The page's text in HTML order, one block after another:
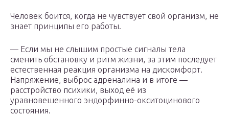
Человек боится, когда не чувствует свой организм, не
знает принципы его работы.
— Если мы не слышим простые сигналы тела
сменить обстановку и ритм жизни, за этим последует
естественная реакция организма на дискомфорт.
Напряжение, выброс адреналина и в итоге —
расстройство психики, выход её из
уравновешенного эндорфинно-окситоцинового
состояния.